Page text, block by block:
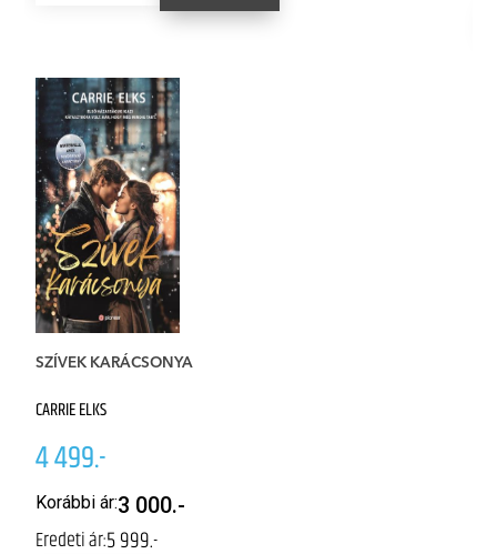
SZÍVEK KARÁCSONYA
CARRIE ELKS
4 499.-
Korábbi ár:3 000.-
Eredeti ár:5 999.-